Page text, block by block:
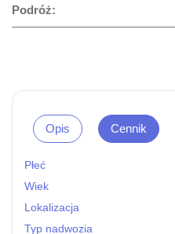
Podróż:
Opis Cennik
Płeć
Wiek
Lokalizacja
Typ nadwozia